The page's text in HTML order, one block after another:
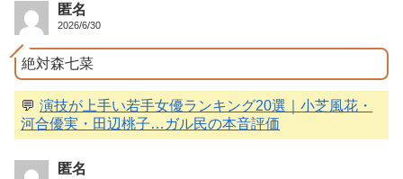
匿名
2026/6/30
絶対森七菜
💬 演技が上手い若手女優ランキング20選｜小芝風花・
河合優実・田辺桃子…ガル民の本音評価
匿名